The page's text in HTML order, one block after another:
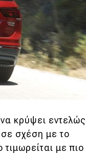
κρύψει
σε σχέση με το
με πιο